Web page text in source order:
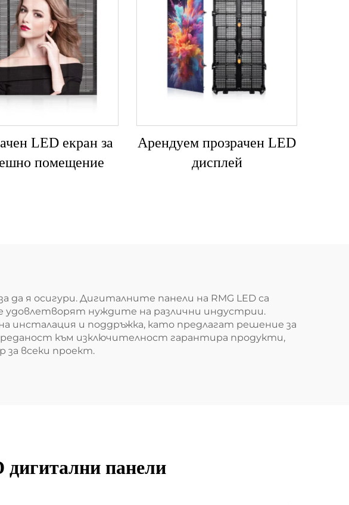
LED екран за
помещение
Арендуем прозрачен LED
дисплей
я осигури. Дигиталните панели на RMG LED са
удовлетворят нуждите на различни индустрии.
инсталация и поддръжка, като предлагат решение за
към изключителност гарантира продукти,
за всеки проект.
дигитални панели